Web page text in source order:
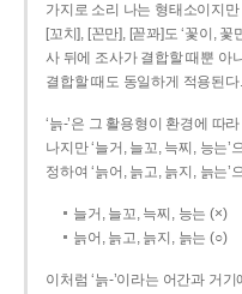
가지로 소리 나는 형태소이지만
[꼬치], [꼰만], [꼳꽈]도 ‘꽃이, 꽃
사 뒤에 조사가 결합할 때뿐 아
결합할 때도 동일하게 적용된다.
‘늙-’은 그 활용형이 환경에 따
나지만 ‘늘거, 늘꼬, 늑찌, 능는’
정하여 ‘늙어, 늙고, 늙지, 늙는’
늘거, 늘꼬, 늑찌, 능는 (×)
늙어, 늙고, 늙지, 늙는 (○)
이처럼 ‘늙-­’이라는 어간과 거